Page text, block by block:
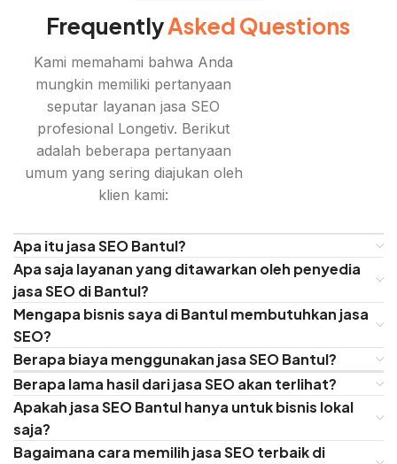
FrequentlyAsked Questions
Kami memahami bahwa Anda
mungkin memiliki pertanyaan
seputar layanan jasa SEO
profesional Longetiv. Berikut
adalah beberapa pertanyaan
umum yang sering diajukan oleh
klien kami:
Apa itu jasa SEO Bantul?
Apa saja layanan yang ditawarkan oleh penyedia
jasa SEO di Bantul?
Mengapa bisnis saya di Bantul membutuhkan jasa
SEO?
Berapa biaya menggunakan jasa SEO Bantul?
Berapa lama hasil dari jasa SEO akan terlihat?
Apakah jasa SEO Bantul hanya untuk bisnis lokal
saja?
Bagaimana cara memilih jasa SEO terbaik di